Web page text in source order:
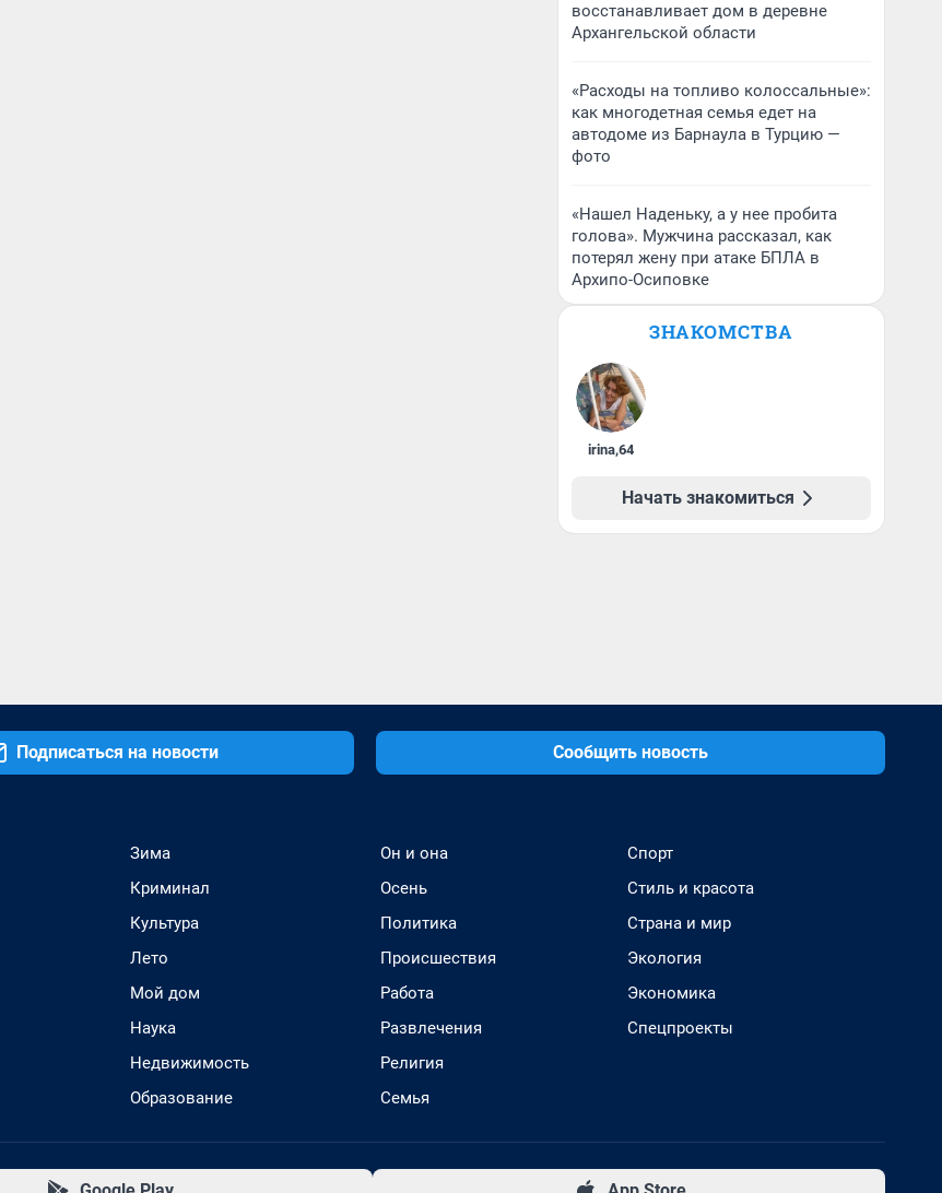
восстанавливает дом в деревне
Архангельской области
«Расходы на топливо колоссальные»:
как многодетная семья едет на
автодоме из Барнаула в Турцию —
фото
«Нашел Наденьку, а у нее пробита
голова». Мужчина рассказал, как
потерял жену при атаке БПЛА в
Архипо-Осиповке
ЗНАКОМСТВА
irina,64
Начать знакомиться
Подписаться на новости Сообщить новость
Зима
Криминал
Культура
Лето
Мой дом
Наука
Недвижимость
Образование
Он и она
Осень
Политика
Происшествия
Работа
Развлечения
Религия
Семья
Спорт
Стиль и красота
Страна и мир
Экология
Экономика
Спецпроекты